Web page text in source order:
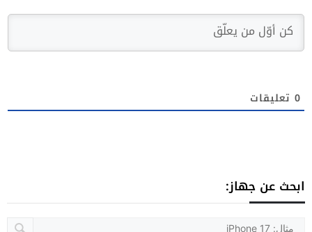
0 تعليقات
ابحث عن جهاز: